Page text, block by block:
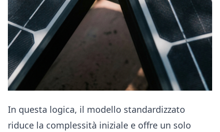
In questa logica, il modello standardizzato
riduce la complessità iniziale e offre un solo